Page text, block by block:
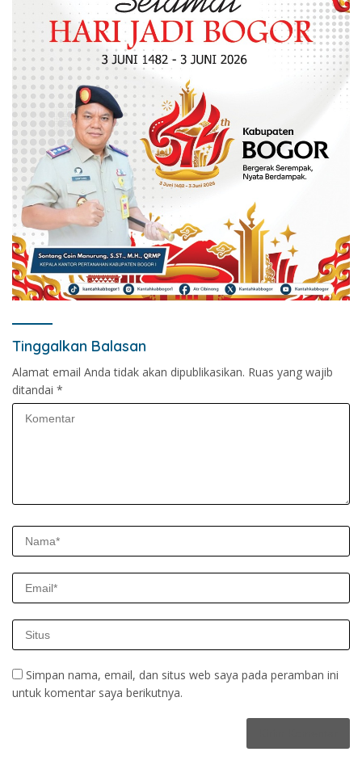
Tinggalkan Balasan
Alamat email Anda tidak akan dipublikasikan. Ruas yang wajib
ditandai *
Simpan nama, email, dan situs web saya pada peramban ini
untuk komentar saya berikutnya.